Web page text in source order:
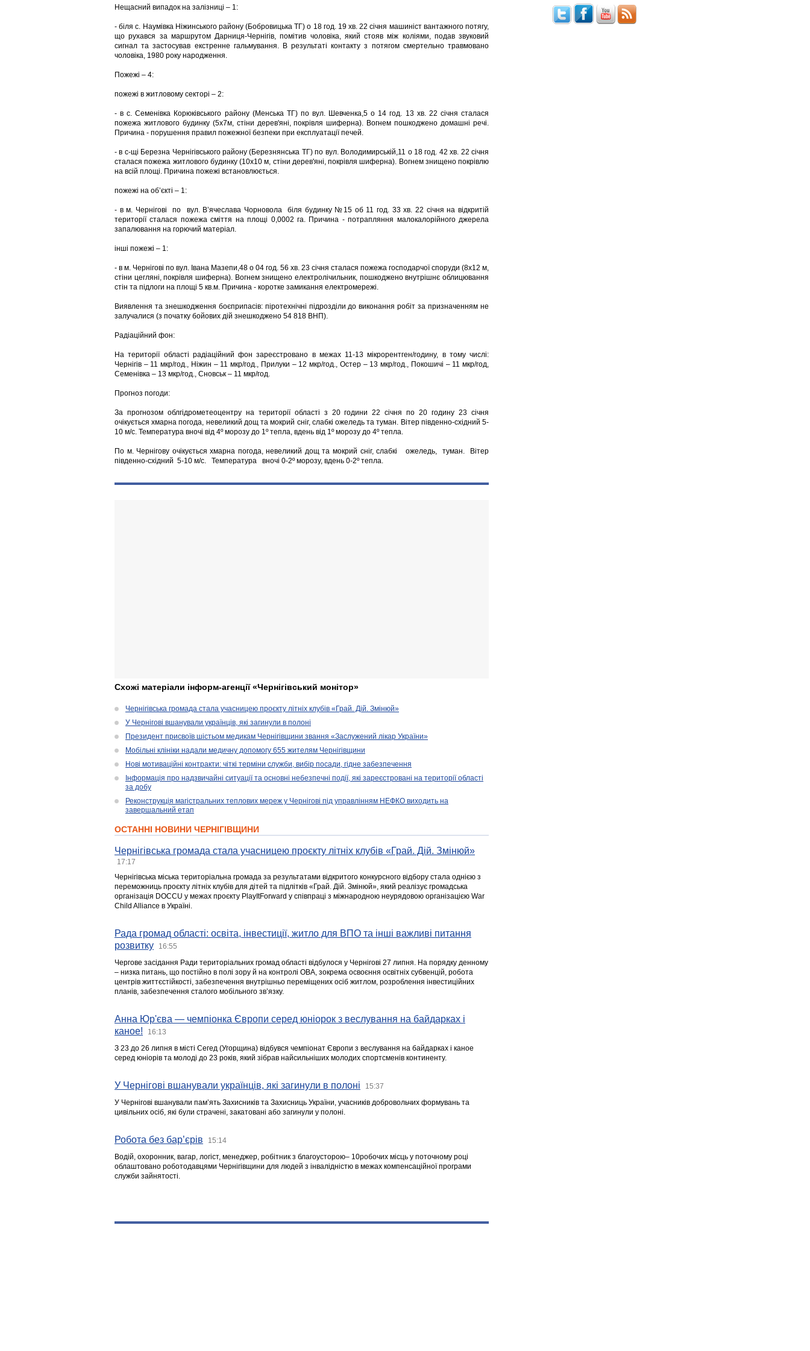
Нещасний випадок на залізниці – 1:
- біля с. Наумівка Ніжинського району (Бобровицька ТГ) о 18 год. 19 хв. 22 січня машиніст вантажного потягу,
що рухався за маршрутом Дарниця-Чернігів, помітив чоловіка, який стояв між коліями, подав звуковий
сигнал та застосував екстренне гальмування. В результаті контакту з потягом смертельно травмовано
чоловіка, 1980 року народження.
Пожежі – 4:
пожежі в житловому секторі – 2:
- в с. Семенівка Корюківського району (Менська ТГ) по вул. Шевченка,5 о 14 год. 13 хв. 22 січня сталася
пожежа житлового будинку (5х7м, стіни дерев'яні, покрівля шиферна). Вогнем пошкоджено домашні речі.
Причина - порушення правил пожежної безпеки при експлуатації печей.
- в с-щі Березна Чернігівського району (Березнянська ТГ) по вул. Володимирській,11 о 18 год. 42 хв. 22 січня
сталася пожежа житлового будинку (10х10 м, стіни дерев'яні, покрівля шиферна). Вогнем знищено покрівлю
на всій площі. Причина пожежі встановлюється.
пожежі на об’єкті – 1:
- в м. Чернігові по вул. Вʼячеслава Чорновола біля будинку №15 об 11 год. 33 хв. 22 січня на відкритій
території сталася пожежа сміття на площі 0,0002 га. Причина - потрапляння малокалорійного джерела
запалювання на горючий матеріал.
інші пожежі – 1:
- в м. Чернігові по вул. Івана Мазепи,48 о 04 год. 56 хв. 23 січня сталася пожежа господарчої споруди (8х12 м,
стіни цегляні, покрівля шиферна). Вогнем знищено електролічильник, пошкоджено внутрішнє облицювання
стін та підлоги на площі 5 кв.м. Причина - коротке замикання електромережі.
Виявлення та знешкодження боєприпасів: піротехнічні підрозділи до виконання робіт за призначенням не
залучалися (з початку бойових дій знешкоджено 54 818 ВНП).
Радіаційний фон:
На території області радіаційний фон зареєстровано в межах 11-13 мікрорентген/годину, в тому числі:
Чернігів – 11 мкр/год., Ніжин – 11 мкр/год., Прилуки – 12 мкр/год., Остер – 13 мкр/год., Покошичі – 11 мкр/год,
Семенівка – 13 мкр/год., Сновськ – 11 мкр/год.
Прогноз погоди:
За прогнозом облгідрометеоцентру на території області з 20 години 22 січня по 20 годину 23 січня
очікується хмарна погода, невеликий дощ та мокрий сніг, слабкі ожеледь та туман. Вітер південно-східний 5-
10 м/с. Температура вночі від 4º морозу до 1º тепла, вдень від 1º морозу до 4º тепла.
По м. Чернігову очікується хмарна погода, невеликий дощ та мокрий сніг, слабкі ожеледь, туман. Вітер
південно-східний 5-10 м/с. Температура вночі 0-2º морозу, вдень 0-2º тепла.
Схожі матеріали інформ-агенції «Чернігівський монітор»
Чернігівська громада стала учасницею проєкту літніх клубів «Грай. Дій. Змінюй»
У Чернігові вшанували українців, які загинули в полоні
Президент присвоїв шістьом медикам Чернігівщини звання «Заслужений лікар України»
Мобільні клініки надали медичну допомогу 655 жителям Чернігівщини
Нові мотиваційні контракти: чіткі терміни служби, вибір посади, гідне забезпечення
Інформація про надзвичайні ситуації та основні небезпечні події, які зареєстровані на території області
за добу
Реконструкція магістральних теплових мереж у Чернігові під управлінням НЕФКО виходить на
завершальний етап
ОСТАННІ НОВИНИ ЧЕРНІГІВЩИНИ
Чернігівська громада стала учасницею проєкту літніх клубів «Грай. Дій. Змінюй»
17:17
Чернігівська міська територіальна громада за результатами відкритого конкурсного відбору стала однією з
переможниць проєкту літніх клубів для дітей та підлітків «Грай. Дій. Змінюй», який реалізує громадська
організація DOCCU у межах проєкту PlayItForward у співпраці з міжнародною неурядовою організацією War
Child Alliance в Україні.
Рада громад області: освіта, інвестиції, житло для ВПО та інші важливі питання
розвитку
16:55
Чергове засідання Ради територіальних громад області відбулося у Чернігові 27 липня. На порядку денному
– низка питань, що постійно в полі зору й на контролі ОВА, зокрема освоєння освітніх субвенцій, робота
центрів життєстійкості, забезпечення внутрішньо переміщених осіб житлом, розроблення інвестиційних
планів, забезпечення сталого мобільного зв’язку.
Анна Юр'єва — чемпіонка Європи серед юніорок з веслування на байдарках і
каное!
16:13
З 23 до 26 липня в місті Сегед (Угорщина) відбувся чемпіонат Європи з веслування на байдарках і каное
серед юніорів та молоді до 23 років, який зібрав найсильніших молодих спортсменів континенту.
У Чернігові вшанували українців, які загинули в полоні 15:37
У Чернігові вшанували пам’ять Захисників та Захисниць України, учасників добровольчих формувань та
цивільних осіб, які були страчені, закатовані або загинули у полоні.
Робота без бар’єрів 15:14
Водій, охоронник, вагар, логіст, менеджер, робітник з благоусторою– 10робочих місць у поточному році
облаштовано роботодавцями Чернігівщини для людей з інвалідністю в межах компенсаційної програми
служби зайнятості.